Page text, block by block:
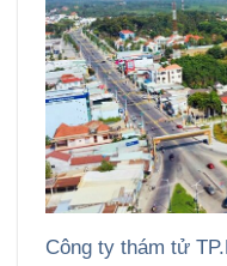
Công ty thám tử